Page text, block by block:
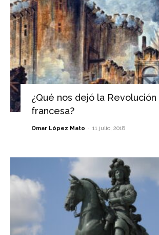
¿Qué nos dejó la Revolución
francesa?
Omar López Mato - 11 julio, 2018